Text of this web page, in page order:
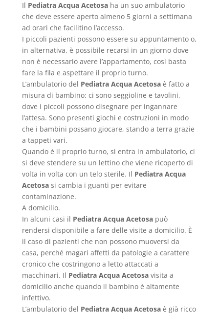
Il Pediatra Acqua Acetosaha un suo ambulatorio
che deve essere aperto almeno 5 giorni a settimana
ad orari che facilitino l’accesso.
I piccoli pazienti possono essere su appuntamento o,
in alternativa, è possibile recarsi in un giorno dove
non è necessario avere l’appartamento, così basta
fare la fila e aspettare il proprio turno.
L’ambulatorio del Pediatra Acqua Acetosaè fatto a
misura di bambino: ci sono seggioline e tavolini,
dove i piccoli possono disegnare per ingannare
l’attesa. Sono presenti giochi e costruzioni in modo
che i bambini possano giocare, stando a terra grazie
a tappeti vari.
Quando è il proprio turno, si entra in ambulatorio, ci
si deve stendere su un lettino che viene ricoperto di
volta in volta con un telo sterile. Il Pediatra Acqua
Acetosasi cambia i guanti per evitare
contaminazione.
A domicilio.
In alcuni casi il Pediatra Acqua Acetosapuò
rendersi disponibile a fare delle visite a domicilio. È
il caso di pazienti che non possono muoversi da
casa, perché magari affetti da patologie a carattere
cronico che costringono a letto attaccati a
macchinari. Il Pediatra Acqua Acetosavisita a
domicilio anche quando il bambino è altamente
infettivo.
L’ambulatorio del Pediatra Acqua Acetosaè già ricco